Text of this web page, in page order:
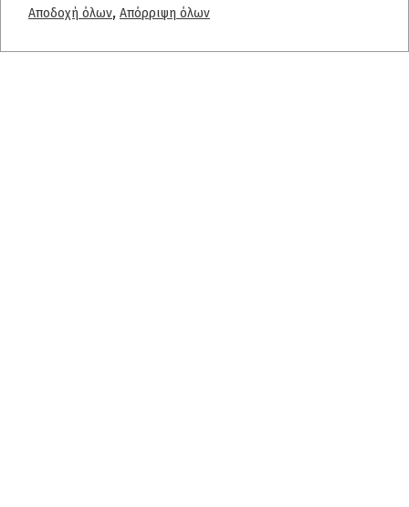
Αποδοχή όλων, Απόρριψη όλων